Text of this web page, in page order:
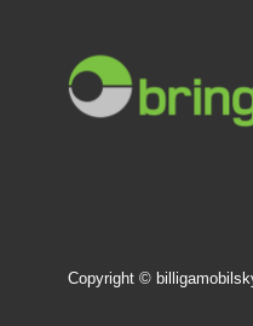
Copyright ©